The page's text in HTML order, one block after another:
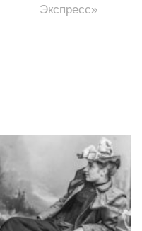
Экспресс»